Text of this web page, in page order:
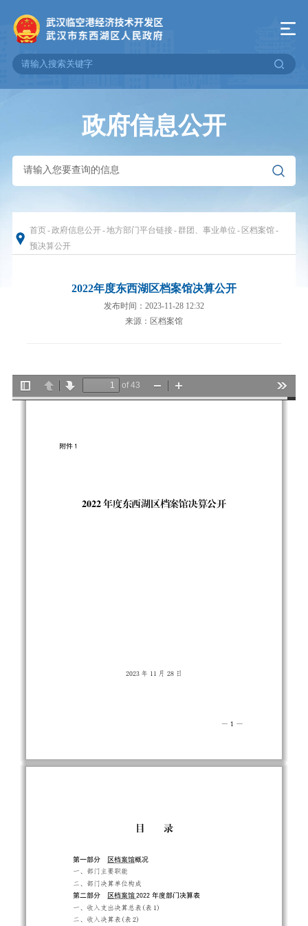
政府信息公开
首页-政府信息公开-地方部门平台链接- 群团、事业单位 - 区档案馆-
预决算公开
2022年度东西湖区档案馆决算公开
发布时间：2023-11-28 12:32
来源：区档案馆